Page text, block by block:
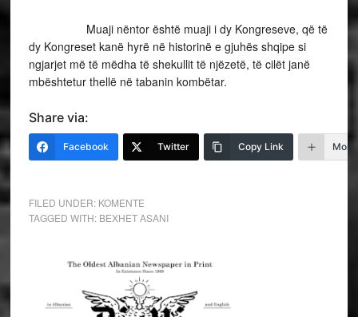
Muaji nëntor është muaji i dy Kongreseve, që të
dy Kongreset kanë hyrë në historinë e gjuhës shqipe si
ngjarjet më të mëdha të shekullit të njëzetë, të cilët janë
mbështetur thellë në tabanin kombëtar.
Share via:
Facebook Twitter Copy Link More
FILED UNDER: KOMENTE
TAGGED WITH: BEXHET ASANI